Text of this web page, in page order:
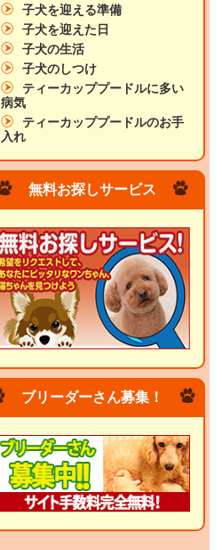
子犬を迎える準備
子犬を迎えた日
子犬の生活
子犬のしつけ
ティーカッププードルに多い
病気
ティーカッププードルのお手
入れ
無料お探しサービス
ブリーダーさん募集！